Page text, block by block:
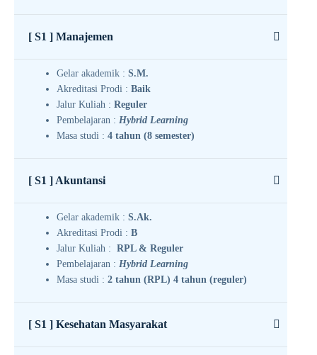
[ S1 ] Manajemen
Gelar akademik : S.M.
Akreditasi Prodi : Baik
Jalur Kuliah : Reguler
Pembelajaran : Hybrid Learning
Masa studi : 4 tahun (8 semester)
[ S1 ] Akuntansi
Gelar akademik : S.Ak.
Akreditasi Prodi : B
Jalur Kuliah : RPL & Reguler
Pembelajaran : Hybrid Learning
Masa studi : 2 tahun (RPL) 4 tahun (reguler)
[ S1 ] Kesehatan Masyarakat